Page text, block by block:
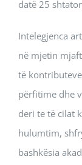
datë 25
Intelegjenca
në mjetin
të
përfitime dhe
deri te të cilat
hulumtim,
bashkësia